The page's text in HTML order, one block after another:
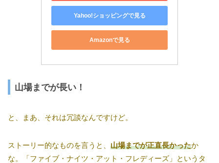
Yahoo!ショッピングで見る
Amazonで見る
山場までが長い！
と、まあ、それは冗談なんですけど。
ストーリー的なものを言うと、 山場までが正直長かったか
な。「ファイブ・ナイツ・アット・フレディーズ」というタ